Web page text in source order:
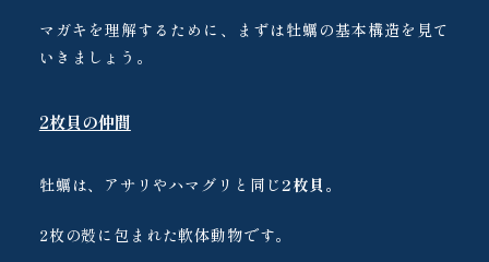
マガキを理解するために、まずは牡蠣の基本構造を見て
いきましょう。
2枚貝の仲間
牡蠣は、アサリやハマグリと同じ2枚貝 。
2枚の殻に包まれた軟体動物です。